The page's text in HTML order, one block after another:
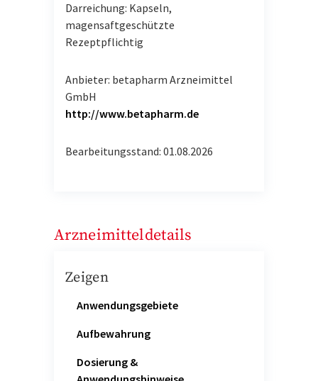
Darreichung: Kapseln,
magensaftgeschützte
Rezeptpflichtig
Anbieter: betapharm Arzneimittel
GmbH
http://www.betapharm.de
Bearbeitungsstand: 01.08.2026
Arzneimitteldetails
Zeigen
Anwendungsgebiete
Aufbewahrung
Dosierung &